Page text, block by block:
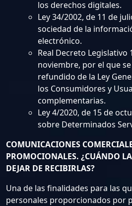
los derechos digitales.
Ley 34/2002, de 11 de
sociedad de la
electrónico.
Real Decreto Legislativo
noviembre, por el que
refundido de la Ley
los Consumidores y
complementarias.
Ley 4/2020, de 15 de
sobre Determinados
COMUNICACIONES
PROMOCIONALES. ¿CUÁNDO
DEJAR DE RECIBIRLAS?
Una de las finalidades para las
personales proporcionados por